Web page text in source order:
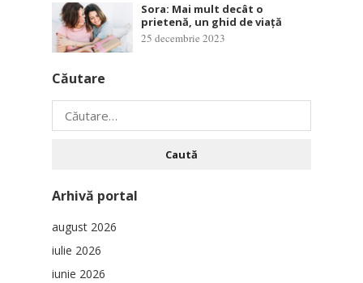
Sora: Mai mult decât o
prietenă, un ghid de viață
25 decembrie 2023
Căutare
Caută
după:
Arhivă portal
august 2026
iulie 2026
iunie 2026